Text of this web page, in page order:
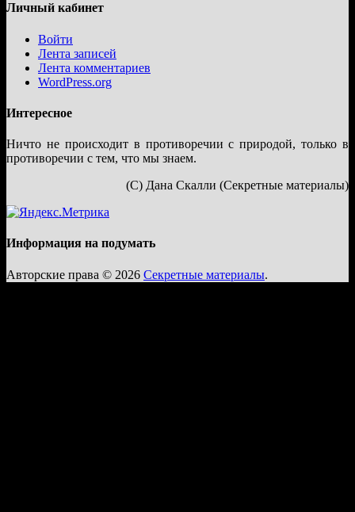
Личный кабинет
Войти
Лента записей
Лента комментариев
WordPress.org
Интересное
Ничто не происходит в противоречии с природой, только в
противоречии с тем, что мы знаем.
(С) Дана Скалли (Секретные материалы)
Информация на подумать
Авторские права © 2026 Секретные материалы.